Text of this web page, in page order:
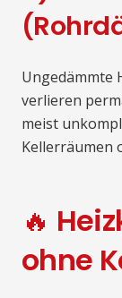
Ungedämmte
verlieren
meist
Kellerräumen
🔥
ohne